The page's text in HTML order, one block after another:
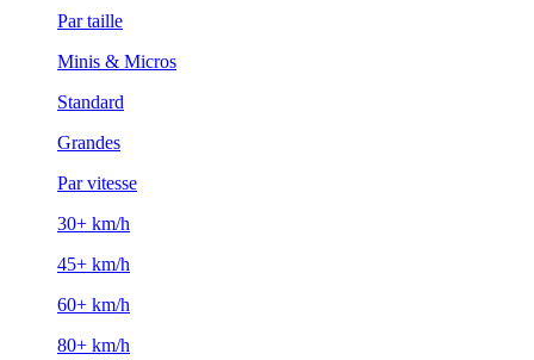
Par taille
Minis & Micros
Standard
Grandes
Par vitesse
30+ km/h
45+ km/h
60+ km/h
80+ km/h